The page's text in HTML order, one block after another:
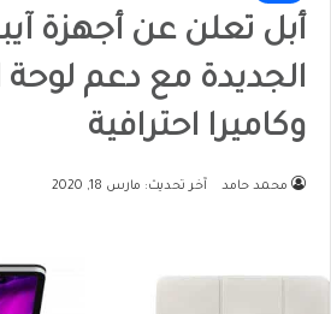
أبل تعلن عن أجهزة
الجديدة مع دعم لوحة
وكاميرا احترافية
محمد حامد آخر تحديث: مارس 18, 2020